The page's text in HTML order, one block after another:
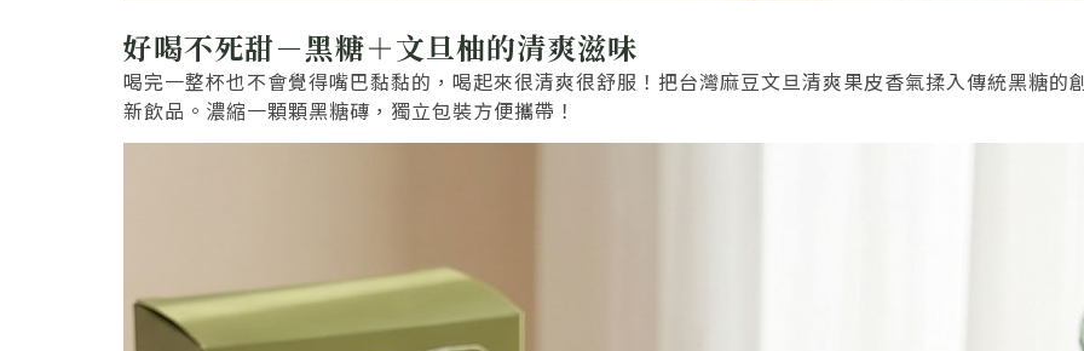
好喝不死甜－黑糖＋文旦柚的清爽滋味
喝完一整杯也不會覺得嘴巴黏黏的，喝起來很清爽很舒服！把台灣麻豆文旦清爽果皮香氣揉入傳統黑糖的
新飲品。濃縮一顆顆黑糖磚，獨立包裝方便攜帶！